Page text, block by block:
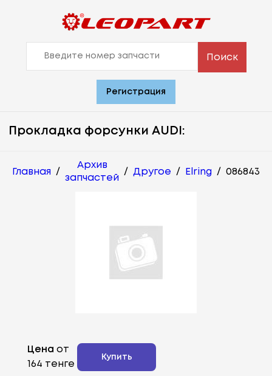
Поиск
Регистрация
Прокладка форсунки AUDI:
Главная /
Архив
запчастей
/ Другое / Elring / 086843
Цена от
164 тенге
Купить